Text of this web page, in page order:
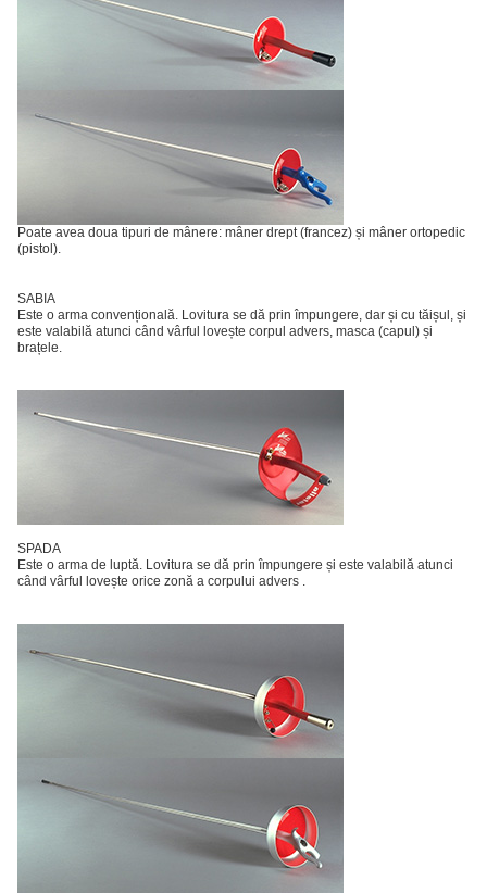
Poate avea doua tipuri de mânere: mâner drept (francez) și mâner ortopedic
(pistol).
SABIA
Este o arma convențională. Lovitura se dă prin împungere, dar și cu tăișul, și
este valabilă atunci când vârful lovește corpul advers, masca (capul) și
brațele.
SPADA
Este o arma de luptă. Lovitura se dă prin împungere și este valabilă atunci
când vârful lovește orice zonă a corpului advers .